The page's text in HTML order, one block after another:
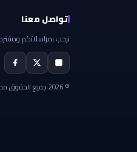
تواصل معنا
نرحب بمراسلاتكم
© 2026 جميع الحقوق محفوظة